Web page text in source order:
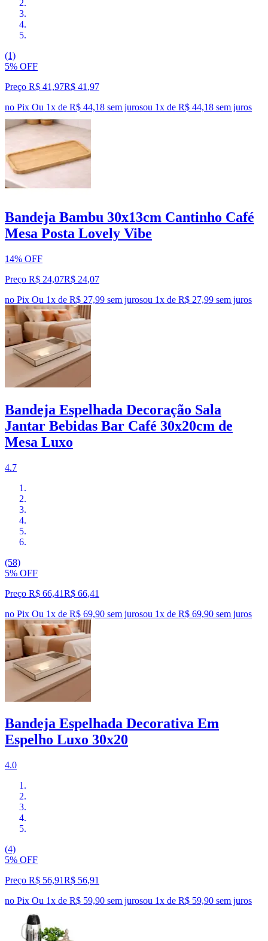
(1)
5% OFF
Preço R$ 41,97R$ 41 ,97
no Pix Ou 1x de R$ 44,18 sem jurosou 1x de R$ 44,18 sem juros
Bandeja Bambu 30x13cm Cantinho Café
Mesa Posta Lovely Vibe
14% OFF
Preço R$ 24,07R$ 24,07
no Pix Ou 1x de R$ 27,99 sem jurosou 1x de R$ 27,99 sem juros
Bandeja Espelhada Decoração Sala
Jantar Bebidas Bar Café 30x20cm de
Mesa Luxo
4.7
(58)
5% OFF
Preço R$ 66,41R$ 66,41
no Pix Ou 1x de R$ 69,90 sem jurosou 1x de R$ 69,90 sem juros
Bandeja Espelhada Decorativa Em
Espelho Luxo 30x20
4.0
(4)
5% OFF
Preço R$ 56,91R$ 56,91
no Pix Ou 1x de R$ 59,90 sem jurosou 1x de R$ 59,90 sem juros